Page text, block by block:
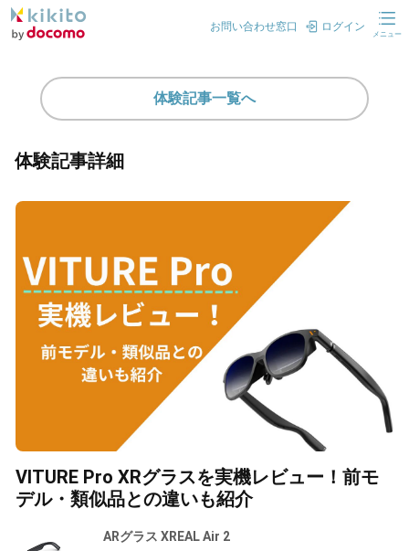
お問い合わせ窓口 ログイン
メニュー
体験記事一覧へ
体験記事詳細
VITURE Pro XRグラスを実機レビュー！前モ
デル・類似品との違いも紹介
ARグラス XREAL Air 2